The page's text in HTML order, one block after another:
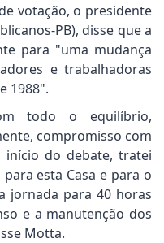
votação, o presidente
PB), disse que a
para "uma mudança
e trabalhadoras
1988".
todo o equilíbrio,
compromisso com
do debate, tratei
esta Casa e para o
jornada para 40 horas
e a manutenção dos
Motta.